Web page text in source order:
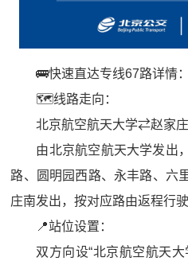
🚌快速直达专线67路详情：
🗺️线路走向：
北京航空航天大学⇄赵家
由北京航空航天大学发出
路、圆明园西路、永丰路、六
庄南发出，按对应路由返程行驶
📍站位设置：
双方向设“北京航空航天大